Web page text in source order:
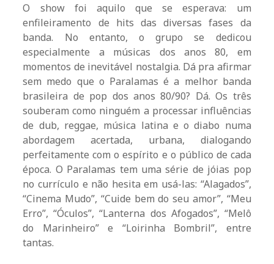
O show foi aquilo que se esperava: um
enfileiramento de hits das diversas fases da
banda. No entanto, o grupo se dedicou
especialmente a músicas dos anos 80, em
momentos de inevitável nostalgia. Dá pra afirmar
sem medo que o Paralamas é a melhor banda
brasileira de pop dos anos 80/90? Dá. Os três
souberam como ninguém a processar influências
de dub, reggae, música latina e o diabo numa
abordagem acertada, urbana, dialogando
perfeitamente com o espírito e o público de cada
época. O Paralamas tem uma série de jóias pop
no currículo e não hesita em usá-las: “Alagados”,
“Cinema Mudo”, “Cuide bem do seu amor”, “Meu
Erro”, “Óculos”, “Lanterna dos Afogados”, “Melô
do Marinheiro” e “Loirinha Bombril”, entre
tantas.